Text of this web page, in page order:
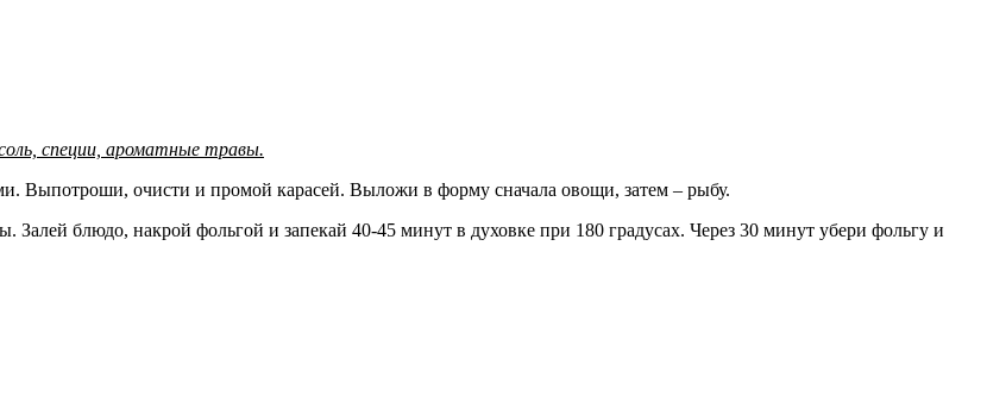
специи, ароматные травы.
Выпотроши, очисти и промой карасей. Выложи в форму сначала овощи, затем – рыбу.
блюдо, накрой фольгой и запекай 40-45 минут в духовке при 180 градусах. Через 30 минут убери фольгу и